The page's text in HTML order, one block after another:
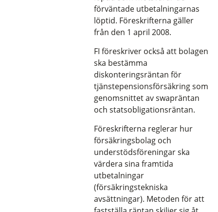
förväntade utbetalningarnas
löptid. Föreskrifterna gäller
från den 1 april 2008.
FI föreskriver också att bolagen
ska bestämma
diskonteringsräntan för
tjänstepensionsförsäkring som
genomsnittet av swapräntan
och statsobligationsräntan.
Föreskrifterna reglerar hur
försäkringsbolag och
understödsföreningar ska
värdera sina framtida
utbetalningar
(försäkringstekniska
avsättningar). Metoden för att